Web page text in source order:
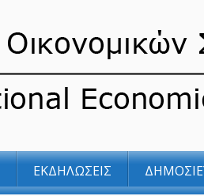
ΕΚΔΗΛΩΣΕΙΣ